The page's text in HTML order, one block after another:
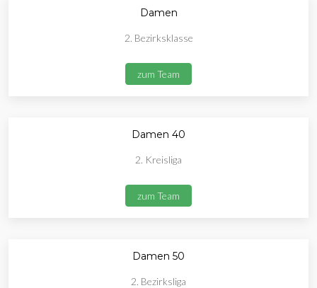
Damen
2. Bezirksklasse
zum Team
Damen 40
2. Kreisliga
zum Team
Damen 50
2. Bezirksliga